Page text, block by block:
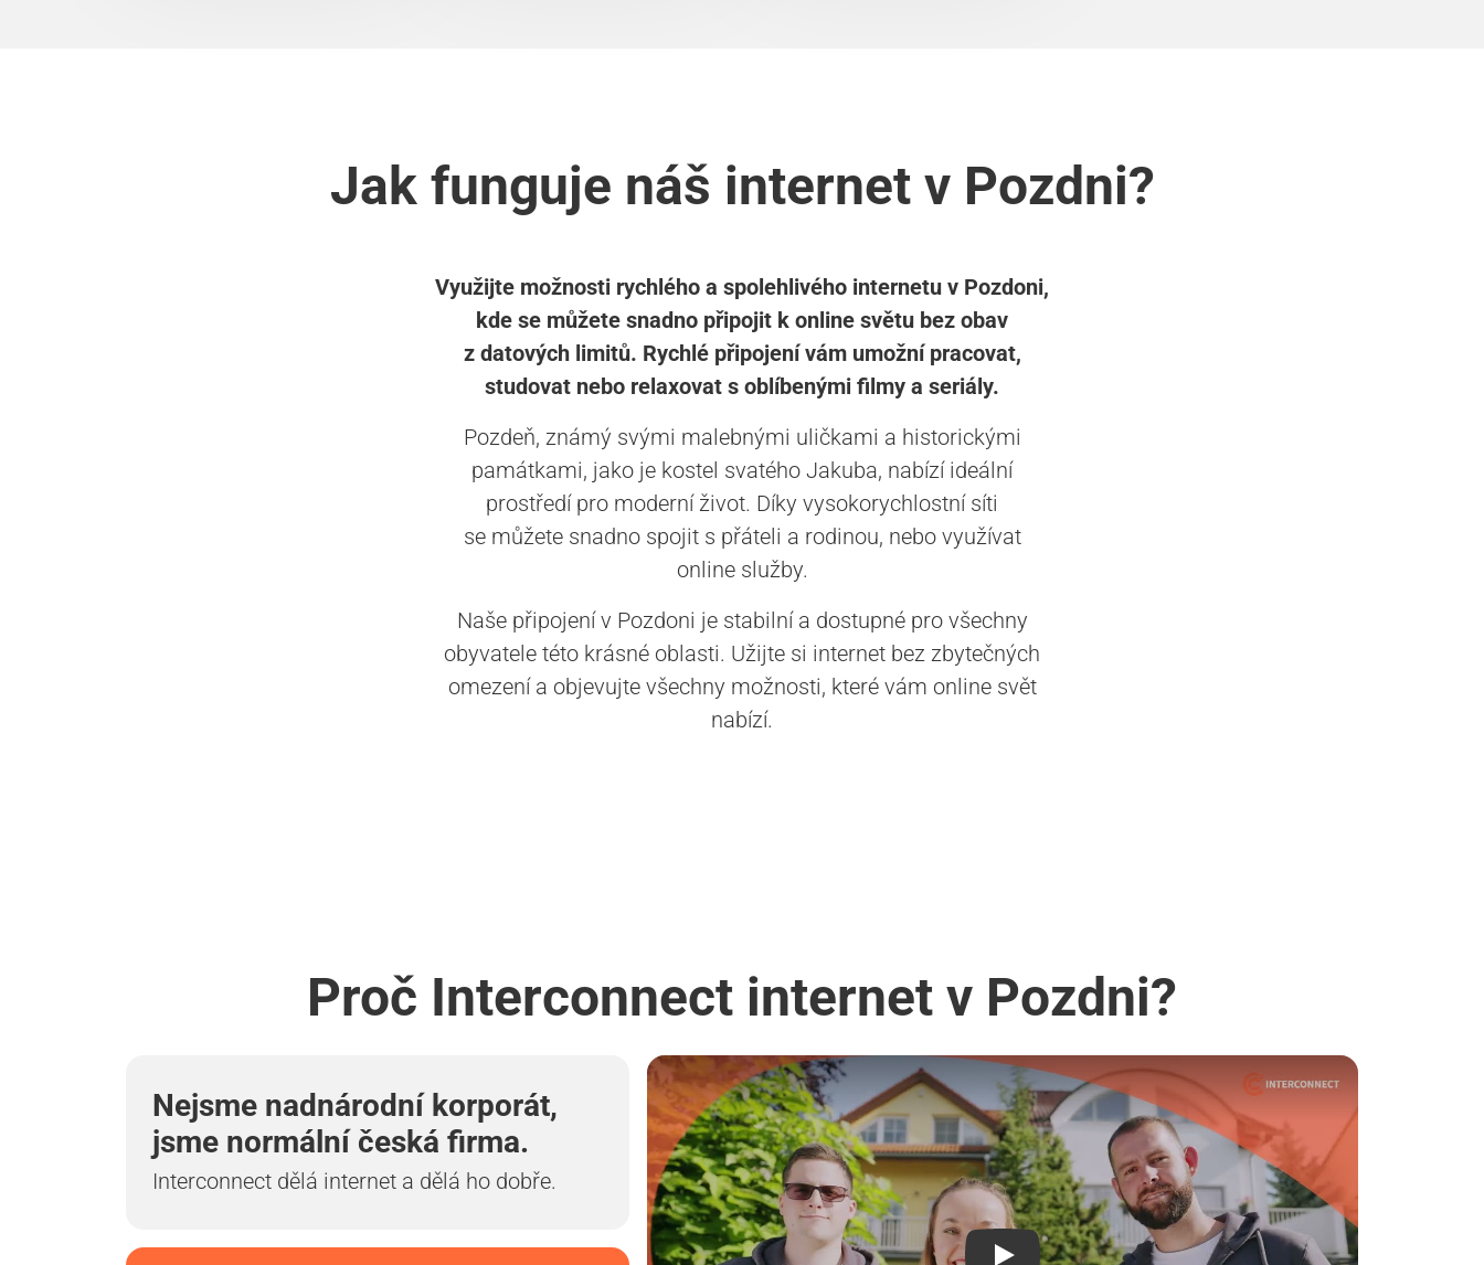
Jak funguje náš internet v Pozdni?
Využijte možnosti rychlého a spolehlivého internetu v Pozdoni,
kde se můžete snadno připojit k online světu bez obav
z datových limitů. Rychlé připojení vám umožní pracovat,
studovat nebo relaxovat s oblíbenými filmy a seriály.
Pozdeň, známý svými malebnými uličkami a historickými
památkami, jako je kostel svatého Jakuba, nabízí ideální
prostředí pro moderní život. Díky vysokorychlostní síti
se můžete snadno spojit s přáteli a rodinou, nebo využívat
online služby.
Naše připojení v Pozdoni je stabilní a dostupné pro všechny
obyvatele této krásné oblasti. Užijte si internet bez zbytečných
omezení a objevujte všechny možnosti, které vám online svět
nabízí.
Proč Interconnect internet v Pozdni?
Nejsme nadnárodní korporát,
jsme normální česká firma.
Interconnect dělá internet a dělá ho dobře.